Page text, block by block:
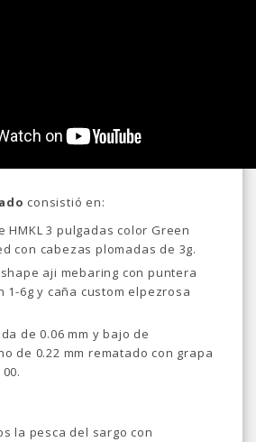
consistió en:
HMKL 3 pulgadas color Green
con cabezas plomadas de 3g.
aji mebaring con puntera
1-6g y caña custom elpezrosa
de 0.06 mm y bajo de
de 0.22 mm rematado con grapa
la pesca del sargo con